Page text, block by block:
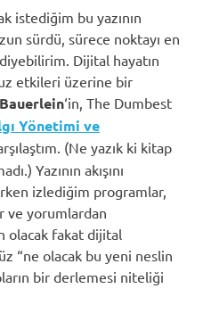
istediğim bu yazının
sürdü, sürece noktayı en
Dijital hayatın
etkileri üzerine bir
‘in, The Dumbest
Yönetimi ve
(Ne yazık ki kitap
Yazının akışını
izlediğim programlar,
ve yorumlardan
olacak fakat dijital
“ne olacak bu yeni neslin
bir derlemesi niteliği